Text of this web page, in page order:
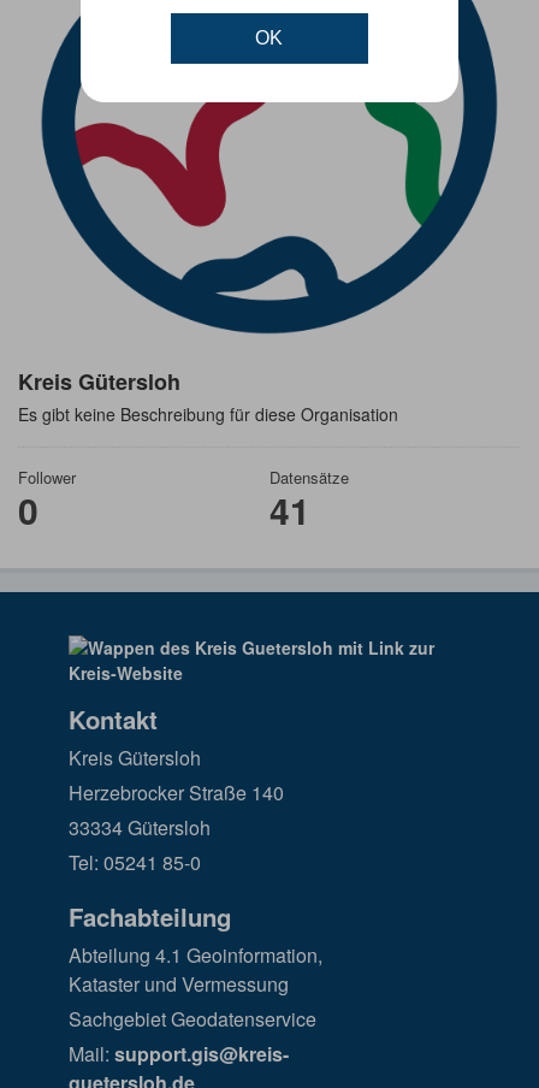
OK
Kreis Gütersloh
Es gibt keine Beschreibung für diese Organisation
Follower
0
Datensätze
41
Kontakt
Kreis Gütersloh
Herzebrocker Straße 140
33334 Gütersloh
Tel: 05241 85-0
Fachabteilung
Abteilung 4.1 Geoinformation,
Kataster und Vermessung
Sachgebiet Geodatenservice
Mail: support.gis@kreis-